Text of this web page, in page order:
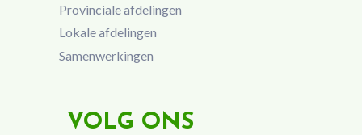
Provinciale afdelingen
Lokale afdelingen
Samenwerkingen
VOLG ONS